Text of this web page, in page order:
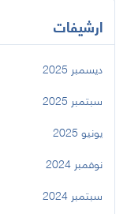
ارشيفات
ديسمبر 2025
سبتمبر 2025
يونيو 2025
نوفمبر 2024
سبتمبر 2024